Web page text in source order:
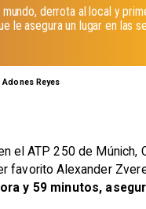
Reyes
derrota al local y
le asegura un lugar en las
el ATP 250 de
favorito Alexander
y 59 minutos,